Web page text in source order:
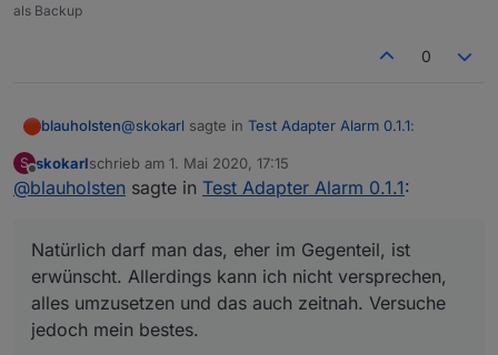
als Backup
0
blauholsten@skokarl sagte in Test Adapter Alarm 0.1.1:
@blauholsten
Adapter hat unglaublich Potenzial.....spiele
nen bisschen rum,
da fallen mir bestimmt noch einige Dinge ein.
erwünscht. Allerdings kann ich nicht versprechen,
alles umzusetzen und das auch zeitnah. Versuche
jedoch mein bestes.
S
Offline
skokarlschrieb am 1. Mai 2020, 17:15
zuletzt editiert von
@blauholsten sagte in Test Adapter Alarm 0.1.1:
Natürlich darf man das, eher im Gegenteil, ist
erwünscht. Allerdings kann ich nicht versprechen,
alles umzusetzen und das auch zeitnah. Versuche
jedoch mein bestes.